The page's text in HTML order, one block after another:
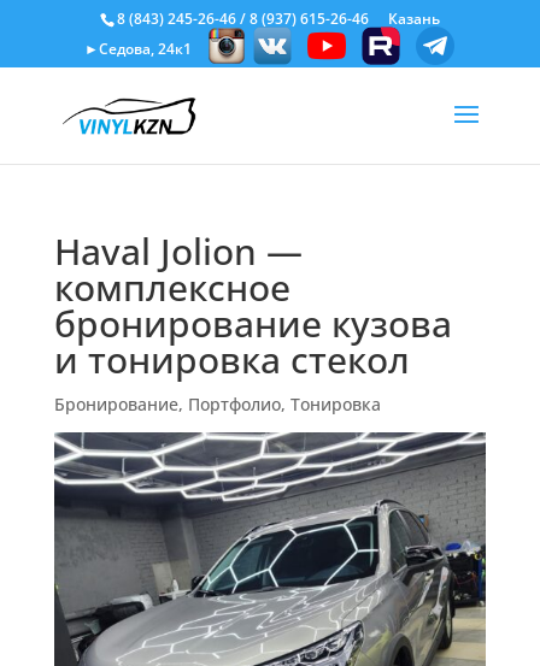
8 (843) 245-26-46/8 (937) 615-26-46
Казань
►Седова, 24к1
Haval Jolion —
комплексное
бронирование кузова
и тонировка стекол
Бронирование, Портфолио, Тонировка